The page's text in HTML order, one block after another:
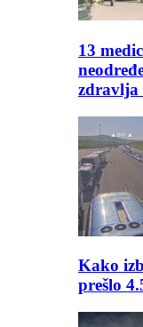
13
zdravlja
Kako
prešlo